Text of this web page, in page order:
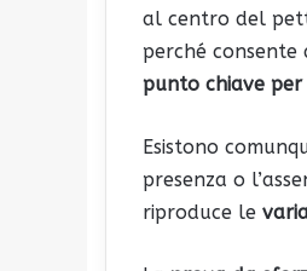
al centro del
perché consente
punto chiave
Esistono
presenza o
riproduce le